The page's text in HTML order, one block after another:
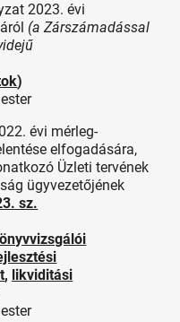
2023. évi
(a Zárszámadással
)
évi mérleg-
elfogadására,
Üzleti tervének
ügyvezetőjének
sz.
, likviditási